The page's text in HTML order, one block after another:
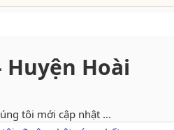
Huyện Hoài
tôi mới cập nhật ...